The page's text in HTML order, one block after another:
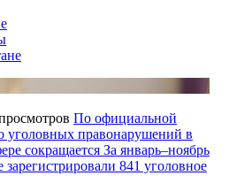
По официальной
уголовных правонарушений в
сокращается За январь–ноябрь
зарегистрировали 841 уголовное